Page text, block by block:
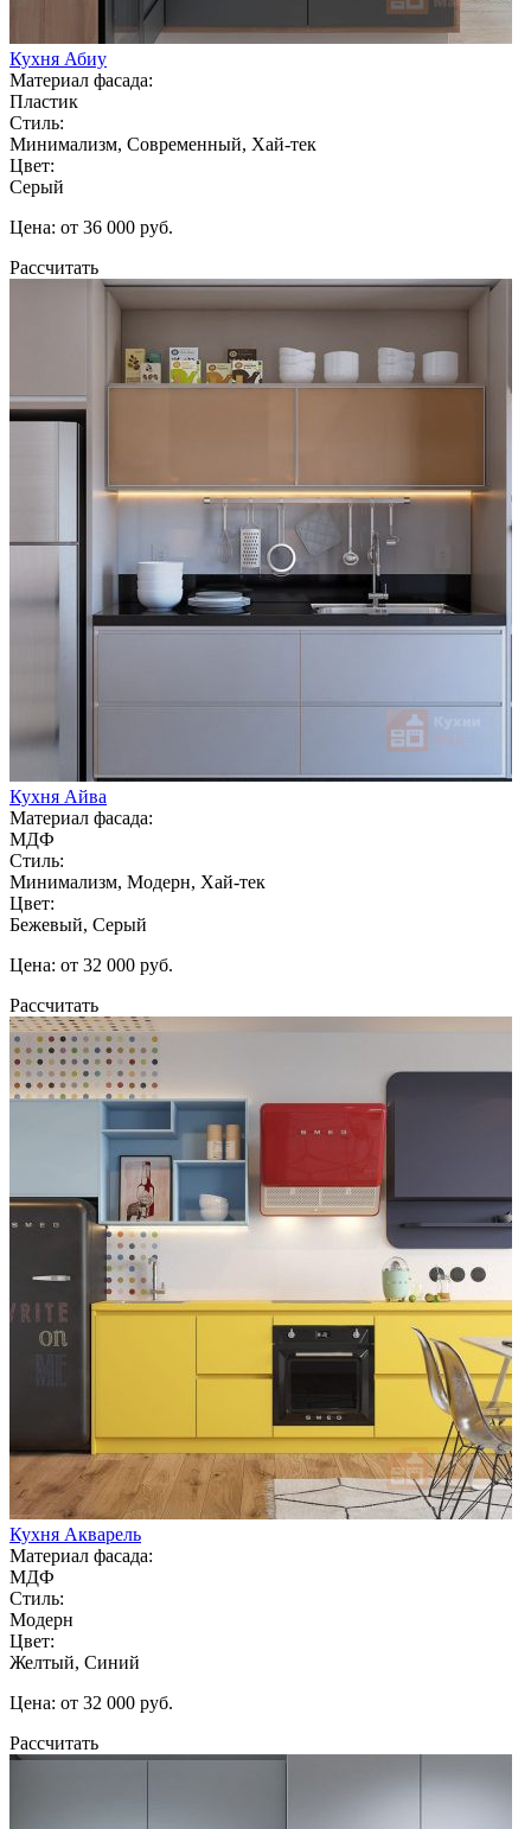
Кухня Абиу
Материал фасада:
Пластик
Стиль:
Минимализм, Современный, Хай-тек
Цвет:
Серый
Цена: от 36 000 руб.
Рассчитать
Кухня Айва
Материал фасада:
МДФ
Стиль:
Минимализм, Модерн, Хай-тек
Цвет:
Бежевый, Серый
Цена: от 32 000 руб.
Рассчитать
Кухня Акварель
Материал фасада:
МДФ
Стиль:
Модерн
Цвет:
Желтый, Синий
Цена: от 32 000 руб.
Рассчитать